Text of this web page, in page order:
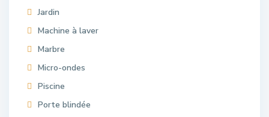
Jardin
Machine à laver
Marbre
Micro-ondes
Piscine
Porte blindée